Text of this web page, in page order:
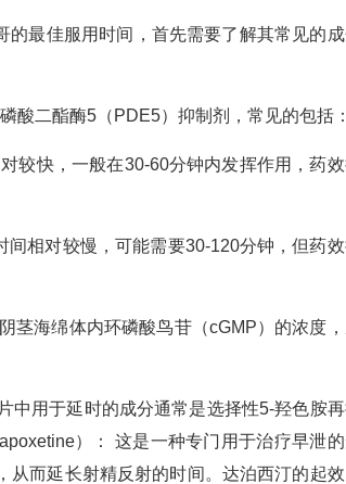
最佳服用时间，首先需要了解其常见的
酸二酯酶5（PDE5）抑制剂，常见的包括：
较快，一般在30-60分钟内发挥作用，药
相对较慢，可能需要30-120分钟，但药
茎海绵体内环磷酸鸟苷（cGMP）的浓度，
中用于延时的成分通常是选择性5-羟色胺
）： 这是一种专门用于治疗早泄
从而延长射精反射的时间。达泊西汀的起